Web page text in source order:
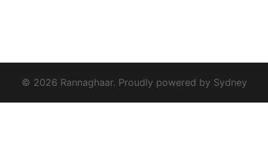
© 2026 Rannaghaar. Proudly powered by Sydney